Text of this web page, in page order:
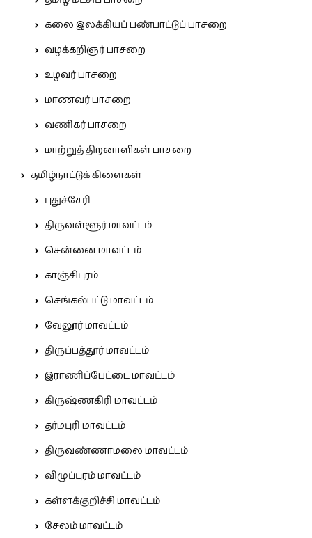
கலை இலக்கியப் பண்பாட்டுப் பாசறை
வழக்கறிஞர் பாசறை
உழவர் பாசறை
மாணவர் பாசறை
வணிகர் பாசறை
மாற்றுத் திறனாளிகள் பாசறை
தமிழ்நாட்டுக் கிளைகள்
புதுச்சேரி
திருவள்ளூர் மாவட்டம்
சென்னை மாவட்டம்
காஞ்சிபுரம்
செங்கல்பட்டு மாவட்டம்
வேலூர் மாவட்டம்
திருப்பத்தூர் மாவட்டம்
இராணிப்பேட்டை மாவட்டம்
கிருஷ்ணகிரி மாவட்டம்
தர்மபுரி மாவட்டம்
திருவண்ணாமலை மாவட்டம்
விழுப்புரம் மாவட்டம்
கள்ளக்குறிச்சி மாவட்டம்
சேலம் மாவட்டம்